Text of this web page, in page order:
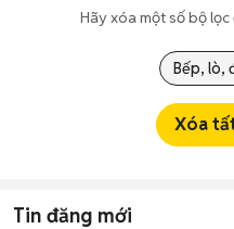
Hãy xóa một số bộ
Bếp, lò,
Xóa
Tin đăng mới